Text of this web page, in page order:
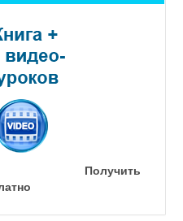
Получить